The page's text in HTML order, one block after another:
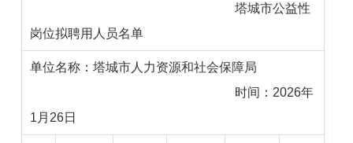
塔城市公益性
岗位拟聘用人员名单
单位名称：塔城市人力资源和社会保障局
时间：2026年
1月26日